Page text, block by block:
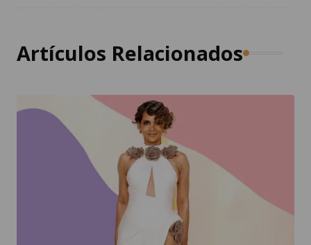
Artículos Relacionados